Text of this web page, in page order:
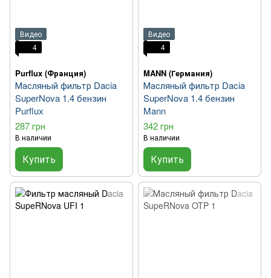
Видео
4
Purflux (Франция)
Масляный фильтр Dacia
SuperNova 1.4 бензин
Purflux
287 грн
В наличии
Купить
Видео
4
MANN (Германия)
Масляный фильтр Dacia
SuperNova 1.4 бензин
Mann
342 грн
В наличии
Купить